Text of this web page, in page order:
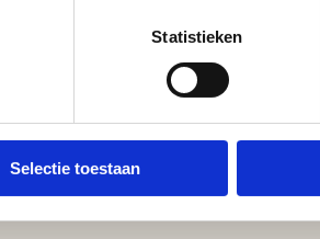
Statistieken
Selectie toestaan